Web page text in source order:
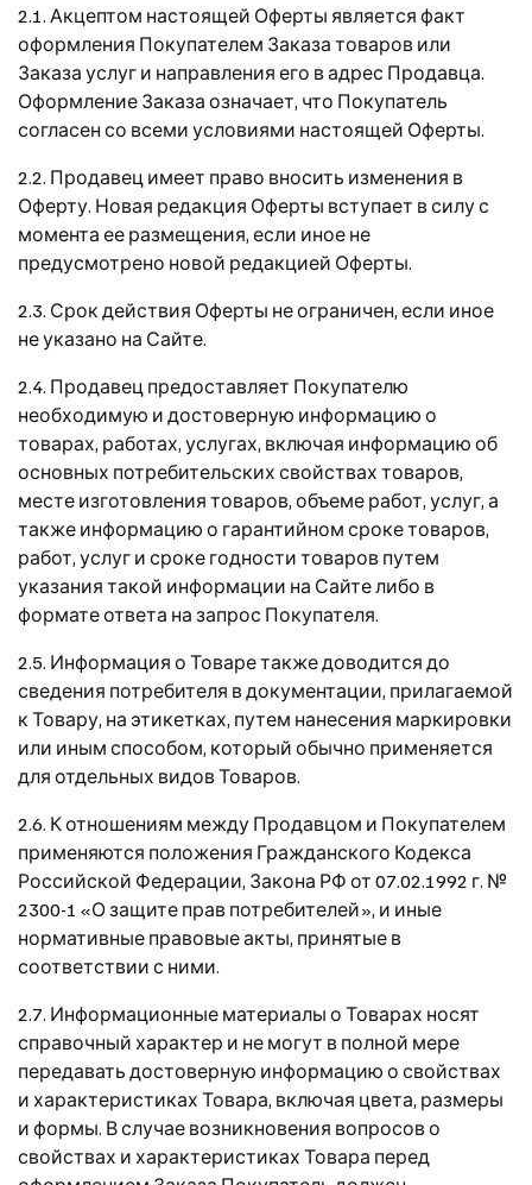
2.1. Акцептом настоящей Оферты является факт
оформления Покупателем Заказа товаров или
Заказа услуг и направления его в адрес Продавца.
Оформление Заказа означает, что Покупатель
согласен со всеми условиями настоящей Оферты.
2.2. Продавец имеет право вносить изменения в
Оферту. Новая редакция Оферты вступает в силу с
момента ее размещения, если иное не
предусмотрено новой редакцией Оферты.
2.3. Срок действия Оферты не ограничен, если иное
не указано на Сайте.
2.4. Продавец предоставляет Покупателю
необходимую и достоверную информацию о
товарах, работах, услугах, включая информацию об
основных потребительских свойствах товаров,
месте изготовления товаров, объеме работ, услуг, а
также информацию о гарантийном сроке товаров,
работ, услуг и сроке годности товаров путем
указания такой информации на Сайте либо в
формате ответа на запрос Покупателя.
2.5. Информация о Товаре также доводится до
сведения потребителя в документации, прилагаемой
к Товару, на этикетках, путем нанесения маркировки
или иным способом, который обычно применяется
для отдельных видов Товаров.
2.6. К отношениям между Продавцом и Покупателем
применяются положения Гражданского Кодекса
Российской Федерации, Закона РФ от 07.02.1992 г. №
2300-1 «О защите прав потребителей», и иные
нормативные правовые акты, принятые в
соответствии с ними.
2.7. Информационные материалы о Товарах носят
справочный характер и не могут в полной мере
передавать достоверную информацию о свойствах
и характеристиках Товара, включая цвета, размеры
и формы. В случае возникновения вопросов о
свойствах и характеристиках Товара перед